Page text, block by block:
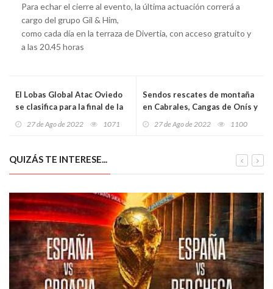
Para echar el cierre al evento, la última actuación correrá a
cargo del grupo Gil & Him,
como cada día en la terraza de Divertia, con acceso gratuito y
a las 20.45 horas
El Lobas Global Atac Oviedo
se clasifica para la final de la
27 de Ago de 2022 1071
Sendos rescates de montaña
en Cabrales, Cangas de Onís y
27 de Ago de 2022 1100
QUIZÁS TE INTERESE...